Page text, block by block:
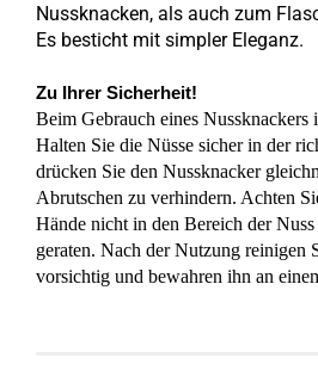
Nussknacken, als auch zum
Es besticht mit simpler Eleganz.
Zu Ihrer Sicherheit!
Beim Gebrauch eines Nussknackers
Halten Sie die Nüsse sicher in der
drücken Sie den Nussknacker
Abrutschen zu verhindern. Achten
Hände nicht in den Bereich der
geraten. Nach der Nutzung reinigen
vorsichtig und bewahren ihn an